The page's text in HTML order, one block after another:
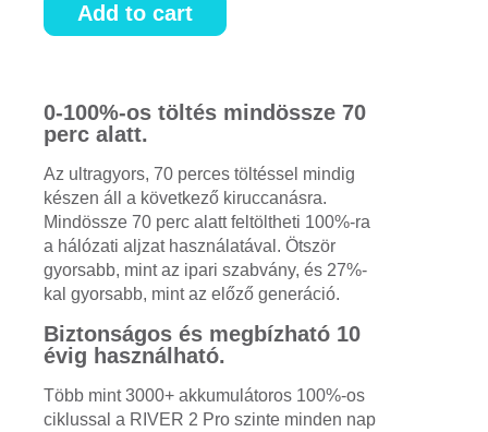
Add to cart
0-100%-os töltés mindössze 70
perc alatt.
Az ultragyors, 70 perces töltéssel mindig
készen áll a következő kiruccanásra.
Mindössze 70 perc alatt feltöltheti 100%-ra
a hálózati aljzat használatával. Ötször
gyorsabb, mint az ipari szabvány, és 27%-
kal gyorsabb, mint az előző generáció.
Biztonságos és megbízható 10
évig használható.
Több mint 3000+ akkumulátoros 100%-os
ciklussal a RIVER 2 Pro szinte minden nap